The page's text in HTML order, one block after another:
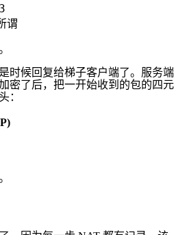
谓
时候回复给梯子客户端了。服务端
密了后，把一开始收到的包的四元
：